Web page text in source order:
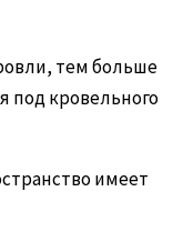
тем больше
под кровельного
имеет